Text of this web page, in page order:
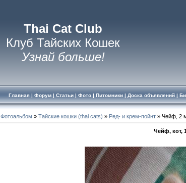
Thai Cat Club
Клуб Тайских Кошек
Узнай больше!
Главная| Форум| Статьи| Фото| Питомники| Доска объявлений|
Фотоальбом » Тайские кошки (thai cats) » Ред- и крем-пойнт » Чейф, 2
Чейф, кот,